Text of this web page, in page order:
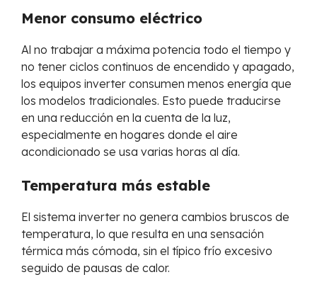
Menor consumo eléctrico
Al no trabajar a máxima potencia todo el tiempo y
no tener ciclos continuos de encendido y apagado,
los equipos inverter consumen menos energía que
los modelos tradicionales. Esto puede traducirse
en una reducción en la cuenta de la luz,
especialmente en hogares donde el aire
acondicionado se usa varias horas al día.
Temperatura más estable
El sistema inverter no genera cambios bruscos de
temperatura, lo que resulta en una sensación
térmica más cómoda, sin el típico frío excesivo
seguido de pausas de calor.